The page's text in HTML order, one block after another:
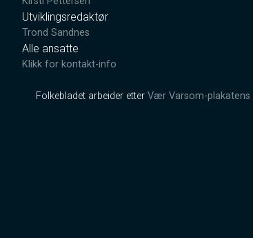
Utviklingsredaktør
Trond Sandnes
Alle ansatte
Klikk for kontakt-info
Folkebladet arbeider etter Vær Varsom-plakatens